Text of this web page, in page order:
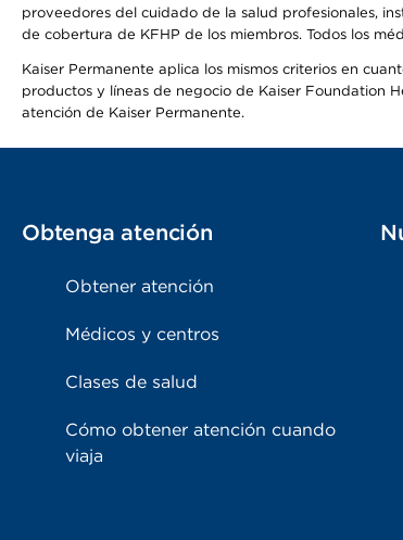
proveedores del cuidado de la salud profesionales,
de cobertura de KFHP de los miembros. Todos los
Kaiser Permanente aplica los mismos criterios en
productos y líneas de negocio de Kaiser Foundation
atención de Kaiser Permanente.
Obtenga atención
Obtener atención
Médicos y centros
Clases de salud
Cómo obtener atención cuando
viaja